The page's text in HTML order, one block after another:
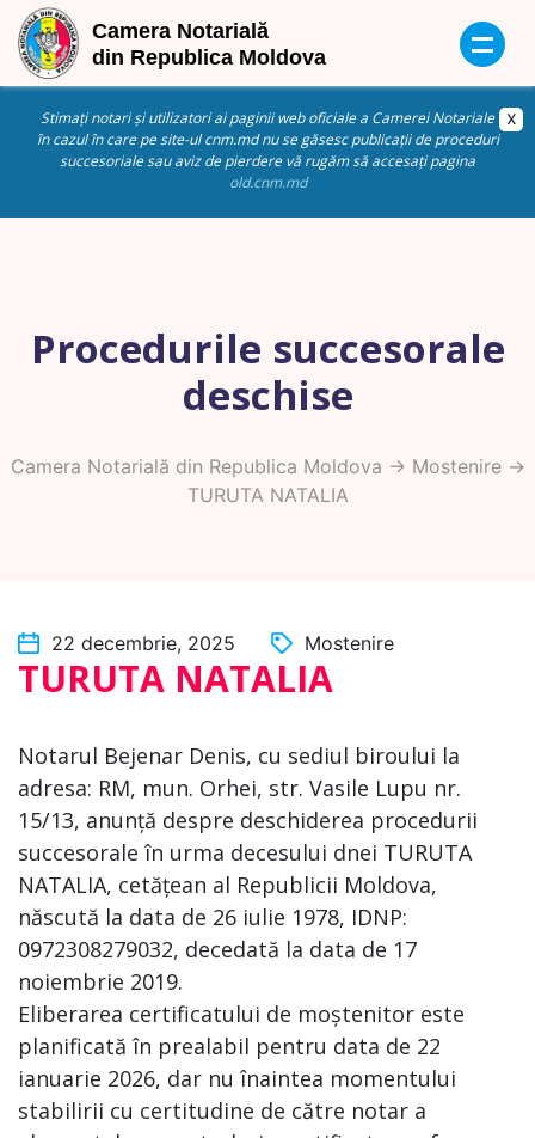
Stimați notari și utilizatori ai paginii web oficiale a Camerei Notariale
în cazul în care pe site-ul cnm.md nu se găsesc publicații de proceduri
succesoriale sau aviz de pierdere vă rugăm să accesați pagina
old.cnm.md
Procedurile succesorale
deschise
Camera Notarială din Republica Moldova -> Mostenire->
TURUTA NATALIA
22 decembrie, 2025 Mostenire
TURUTA NATALIA
Notarul Bejenar Denis, cu sediul biroului la
adresa: RM, mun. Orhei, str. Vasile Lupu nr.
15/13, anunță despre deschiderea procedurii
succesorale în urma decesului dnei TURUTA
NATALIA, cetățean al Republicii Moldova,
născută la data de 26 iulie 1978, IDNP:
0972308279032, decedată la data de 17
noiembrie 2019.
Eliberarea certificatului de moștenitor este
planificată în prealabil pentru data de 22
ianuarie 2026, dar nu înaintea momentului
stabilirii cu certitudine de către notar a